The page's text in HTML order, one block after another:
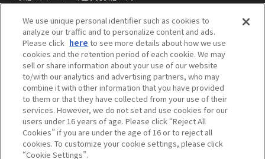
ざいますのでご了承ください。
privacypolicy
Do Not Sell or Share My
Personal Information
ウェブサイトご利用条件
ソーシャルメディアポリシー
個人情報保護方針
お問い合わせ
©BANDAI
We use unique personal identifier such as cookies to
analyze our traffic and to personalize content and ads.
Please click here to see more details about how we use
cookies and the retention period of each cookie. We may
sell or share information about your use of our website
to/with our analytics and advertising partners, who may
combine it with other information that you have provided
to them or that they have collected from your use of their
services. However, we do not set and use cookies for our
users under 16 years of age. Please click “Reject All
Cookies” if you are under the age of 16 or to reject all
cookies. To customize your cookie settings, please click
“Cookie Settings”.